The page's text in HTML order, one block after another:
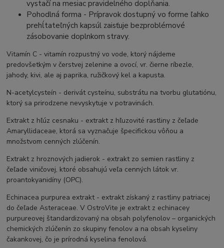
vystačí na mesiac pravidelného dopĺňania.
Pohodlná forma - Prípravok dostupný vo forme ľahko
prehĺtateľných kapsúl zaisťuje bezproblémové
zásobovanie doplnkom stravy.
Vitamín C - vitamín rozpustný vo vode, ktorý nájdeme
predovšetkým v čerstvej zelenine a ovocí, vr. čierne ríbezle,
jahody, kivi, ale aj paprika, ružičkový kel a kapusta.
N-acetylcysteín - derivát cysteínu, substrátu na tvorbu glutatiónu,
ktorý sa prirodzene nevyskytuje v potravinách.
Extrakt z hľúz cesnaku - extrakt z hľuzovité rastliny z čeľade
Amaryllidaceae, ktorá sa vyznačuje špecifickou vôňou a
množstvom cenných zlúčenín.
Extrakt z hroznových jadierok - extrakt zo semien rastliny z
čeľade viničovej, ktoré obsahujú veľa cenných látok vr.
proantokyanidíny (OPC).
Echinacea purpurea extrakt - extrakt získaný z rastliny patriacej
do čeľade Asteraceae. V OstroVite je extrakt z echinacey
purpureovej štandardizovaný na obsah polyfenolov – organických
chemických zlúčenín zo skupiny fenolov a na obsah kyseliny
čakankovej, čo je prírodná kyselina fenolová.